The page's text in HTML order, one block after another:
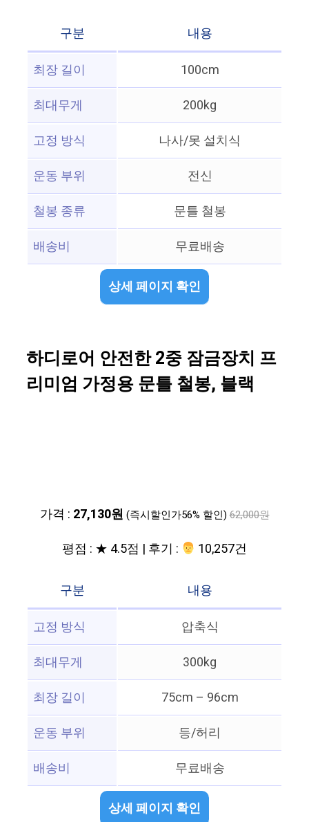
구분
내용
최장 길이
100cm
최대무게
200kg
고정 방식
나사/못 설치식
운동 부위
전신
철봉 종류
문틀 철봉
배송비
무료배송
상세 페이지 확인
하디로어 안전한 2중 잠금장치 프
리미엄 가정용 문틀 철봉, 블랙
가격 : 27,130원 (즉시할인가56% 할인) 62,000원
평점 : ★ 4.5점 | 후기 : ‍‍ 10,257건
구분
내용
고정 방식
압축식
최대무게
300kg
최장 길이
75cm – 96cm
운동 부위
등/허리
배송비
무료배송
상세 페이지 확인